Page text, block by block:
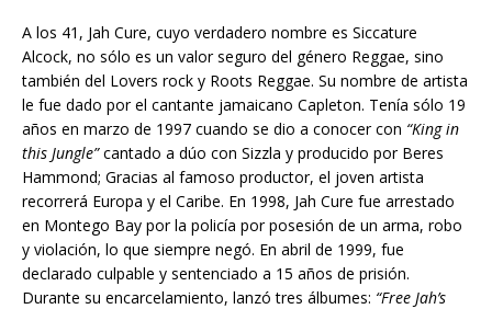
A los 41, Jah Cure, cuyo verdadero nombre es Siccature
Alcock, no sólo es un valor seguro del género Reggae, sino
también del Lovers rock y Roots Reggae. Su nombre de artista
le fue dado por el cantante jamaicano Capleton. Tenía sólo 19
años en marzo de 1997 cuando se dio a conocer con “King in
this Jungle”cantado a dúo con Sizzla y producido por Beres
Hammond; Gracias al famoso productor, el joven artista
recorrerá Europa y el Caribe. En 1998, Jah Cure fue arrestado
en Montego Bay por la policía por posesión de un arma, robo
y violación, lo que siempre negó. En abril de 1999, fue
declarado culpable y sentenciado a 15 años de prisión.
Durante su encarcelamiento, lanzó tres álbumes: “Free Jah’s